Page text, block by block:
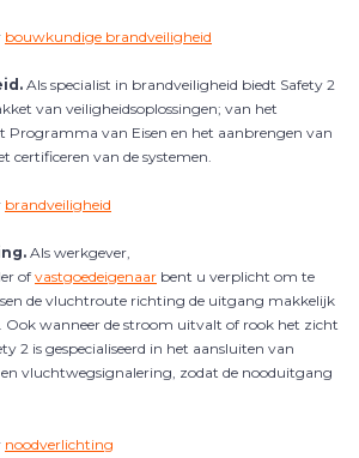
bouwkundige brandveiligheid
Als specialist in brandveiligheid biedt Safety 2
van veiligheidsoplossingen; van het
Programma van Eisen en het aanbrengen van
certificeren van de systemen.
brandveiligheid
Als werkgever,
ofvastgoedeigenaar bent u verplicht om te
de vluchtroute richting de uitgang makkelijk
Ook wanneer de stroom uitvalt of rook het zicht
2 is gespecialiseerd in het aansluiten van
vluchtwegsignalering, zodat de nooduitgang
noodverlichting